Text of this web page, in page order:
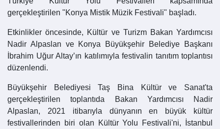
gerçekleştirilen "Konya Mistik Müzik Festivali" başladı.
Etkinlikler öncesinde, Kültür ve Turizm Bakan Yardımcısı
Nadir Alpaslan ve Konya Büyükşehir Belediye Başkanı
İbrahim Uğur Altay’ın katılımıyla festivalin tanıtım toplantısı
düzenlendi.
Büyükşehir Belediyesi Taş Bina Kültür ve Sanat'ta
gerçekleştirilen toplantıda Bakan Yardımcısı Nadir
Alpaslan, 2021 itibarıyla dünyanın en büyük kültür
festivallerinden biri olan Kültür Yolu Festivali'ni, İstanbul